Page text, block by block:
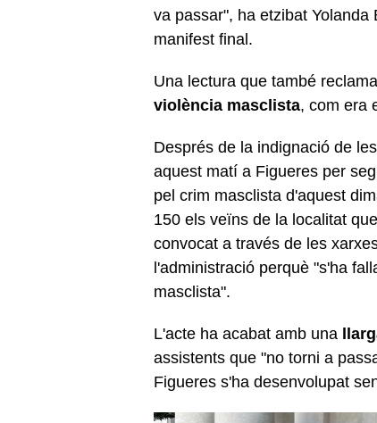
va passar", ha etzibat
manifest final.
Una lectura que també
violència masclista, com era
Després de la indignació de les
aquest matí a Figueres per
pel crim masclista d'aquest
150 els veïns de la localitat
convocat a través de les
l'administració perquè "s'ha
masclista".
L'acte ha acabat amb una
assistents que "no torni a
Figueres s'ha desenvolupat